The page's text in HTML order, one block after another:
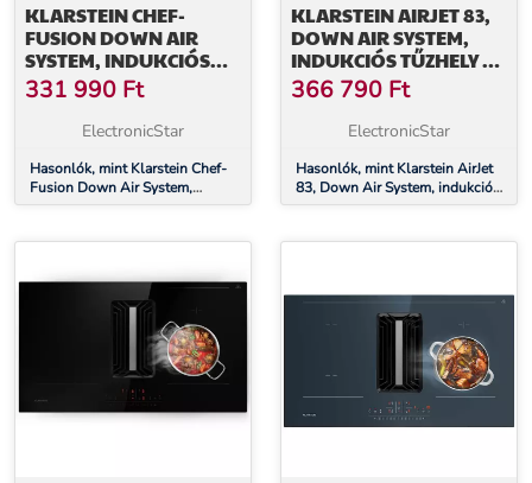
KLARSTEIN CHEF-
FUSION DOWN AIR
SYSTEM, INDUKCIÓS
TŰZHELY + DOWNAIR
PÁRAELSZÍVÓ, 60 CM,
600 M³/H EEC A
331 990 Ft
ElectronicStar
Hasonlók, mint Klarstein Chef-
Fusion Down Air System,
indukciós tűzhely + DownAir
EEC A
KLARSTEIN AIRJET 83,
DOWN AIR SYSTEM,
INDUKCIÓS TŰZHELY +
DOWNAIR-
PÁRAELSZÍVÓ, 754 M³/
366 790 Ft
ElectronicStar
Hasonlók, mint Klarstein AirJet
83, Down Air System, indukciós
tűzhely + DownAir-páraelszívó,